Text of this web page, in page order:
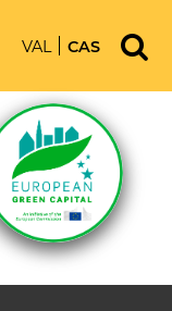
VAL CAS